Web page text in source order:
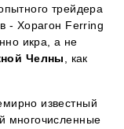
трейдера
- Хорагон Ferring
икра, а не
Челны, как
известный
многочисленные